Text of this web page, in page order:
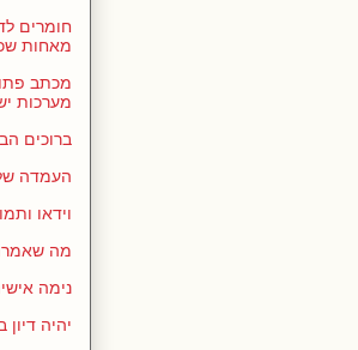
מאחות
מכתב
מערכות
ברוכים
העמדה
וידאו
מה
נימה
יהיה דיון